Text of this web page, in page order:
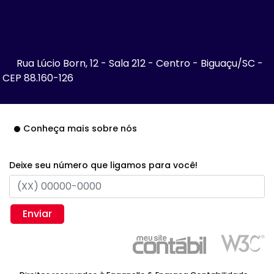
Rua Lúcio Born, 12 - Sala 212 - Centro - Biguaçu/SC -
CEP 88.160-126
Conheça mais sobre nós
Deixe seu número que ligamos para você!
Enviar